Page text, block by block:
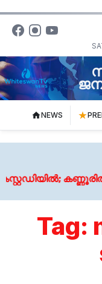
NEWS
കണ്ണൂരിൽ
Tag: